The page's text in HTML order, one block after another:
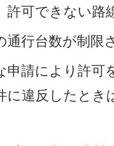
許可できない路
通行台数が制限
申請により許可
に違反したとき